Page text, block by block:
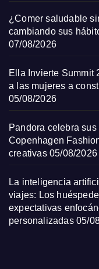
¿Comer saludable
cambiando sus
07/08/2026
Ella Invierte Summit
a las mujeres a
05/08/2026
Pandora celebra
Copenhagen
creativas 05/08/2026
La inteligencia
viajes: Los
expectativas
personalizadas 05/